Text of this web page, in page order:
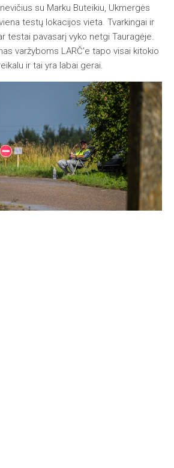
su Marku Buteikiu, Ukmergės
testų lokacijos vieta. Tvarkingai ir
testai pavasarį vyko netgi Tauragėje.
varžyboms LARČ’e tapo visai kitokio
ir tai yra labai gerai.